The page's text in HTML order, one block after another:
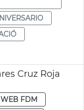
Cruz Roja
WEB FDM